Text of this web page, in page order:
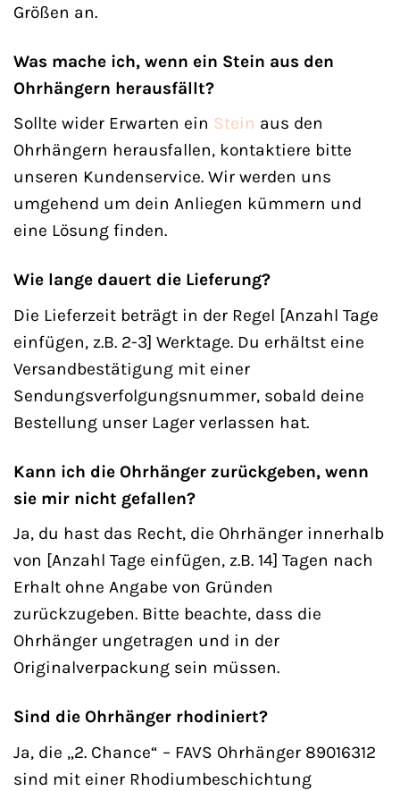
Größen an.
Was mache ich, wenn ein Stein aus den
Ohrhängern herausfällt?
Sollte wider Erwarten ein Stein aus den
Ohrhängern herausfallen, kontaktiere bitte
unseren Kundenservice. Wir werden uns
umgehend um dein Anliegen kümmern und
eine Lösung finden.
Wie lange dauert die Lieferung?
Die Lieferzeit beträgt in der Regel [Anzahl Tage
einfügen, z.B. 2-3] Werktage. Du erhältst eine
Versandbestätigung mit einer
Sendungsverfolgungsnummer, sobald deine
Bestellung unser Lager verlassen hat.
Kann ich die Ohrhänger zurückgeben, wenn
sie mir nicht gefallen?
Ja, du hast das Recht, die Ohrhänger innerhalb
von [Anzahl Tage einfügen, z.B. 14] Tagen nach
Erhalt ohne Angabe von Gründen
zurückzugeben. Bitte beachte, dass die
Ohrhänger ungetragen und in der
Originalverpackung sein müssen.
Sind die Ohrhänger rhodiniert?
Ja, die „2. Chance“ – FAVS Ohrhänger 89016312
sind mit einer Rhodiumbeschichtung